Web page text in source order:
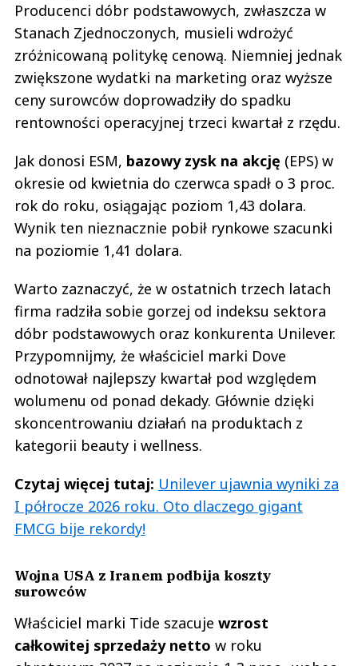
Producenci dóbr podstawowych, zwłaszcza w
Stanach Zjednoczonych, musieli wdrożyć
zróżnicowaną politykę cenową. Niemniej jednak
zwiększone wydatki na marketing oraz wyższe
ceny surowców doprowadziły do spadku
rentowności operacyjnej trzeci kwartał z rzędu.
Jak donosi ESM, bazowy zysk na akcję (EPS) w
okresie od kwietnia do czerwca spadł o 3 proc.
rok do roku, osiągając poziom 1,43 dolara.
Wynik ten nieznacznie pobił rynkowe szacunki
na poziomie 1,41 dolara.
Warto zaznaczyć, że w ostatnich trzech latach
firma radziła sobie gorzej od indeksu sektora
dóbr podstawowych oraz konkurenta Unilever.
Przypomnijmy, że właściciel marki Dove
odnotował najlepszy kwartał pod względem
wolumenu od ponad dekady. Głównie dzięki
skoncentrowaniu działań na produktach z
kategorii beauty i wellness.
Czytaj więcej tutaj: Unilever ujawnia wyniki za
I półrocze 2026 roku. Oto dlaczego gigant
FMCG bije rekordy!
Wojna USA z Iranem podbija koszty
surowców
Właściciel marki Tide szacuje wzrost
całkowitej sprzedaży netto w roku